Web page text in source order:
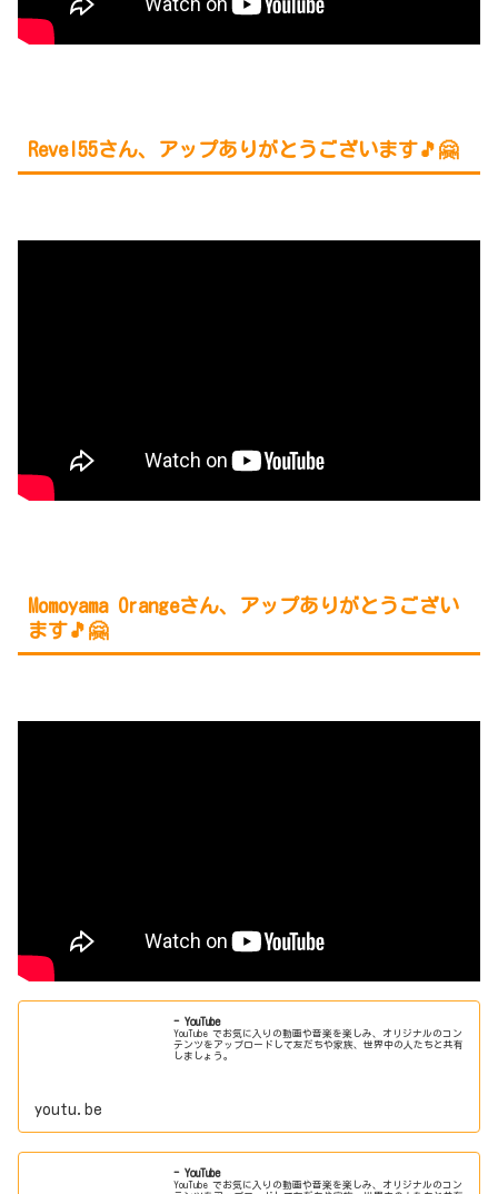
Revel55さん、アップありがとうございます🎵🤗
Momoyama Orangeさん、アップありがとうござい
ます🎵🤗
- YouTube
YouTube でお気に入りの動画や音楽を楽しみ、オリジナルのコン
テンツをアップロードして友だちや家族、世界中の人たちと共有
しましょう。
youtu.be
- YouTube
YouTube でお気に入りの動画や音楽を楽しみ、オリジナルのコン